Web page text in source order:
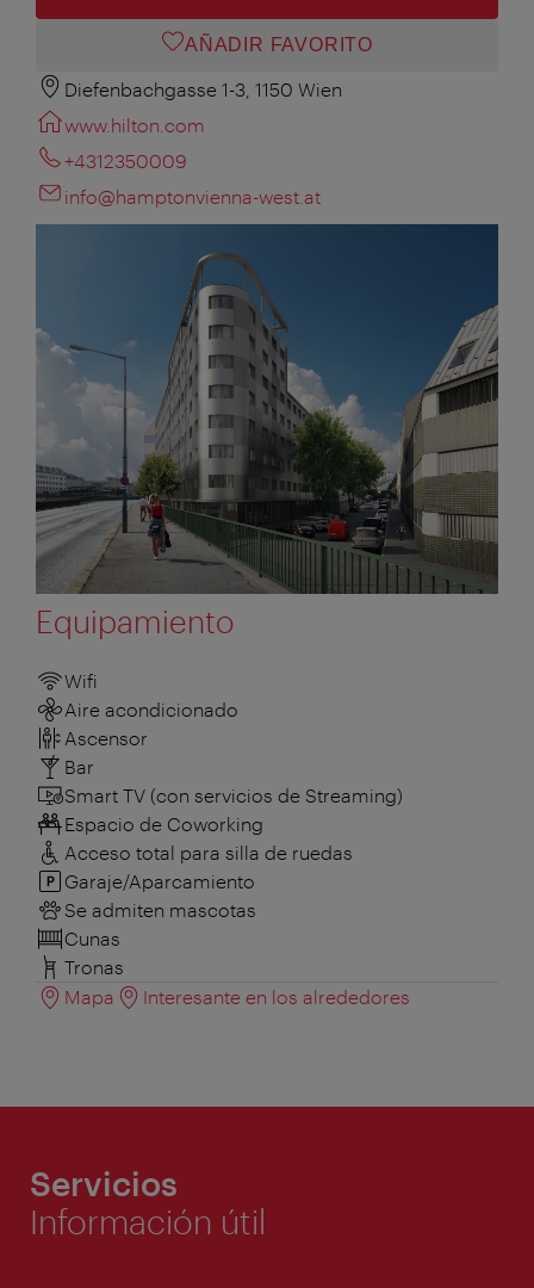
AÑADIR FAVORITO
Diefenbachgasse 1-3, 1150 Wien
www.hilton.com
+4312350009
info@hamptonvienna-west.at
Equipamiento
Wifi
Aire acondicionado
Ascensor
Bar
Smart TV (con servicios de Streaming)
Espacio de Coworking
Acceso total para silla de ruedas
Garaje/Aparcamiento
Se admiten mascotas
Cunas
Tronas
Mapa
Interesante en los alrededores
Servicios
Información útil